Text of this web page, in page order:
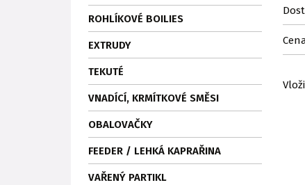
ROHLÍKOVÉ BOILIES
EXTRUDY
TEKUTÉ
VNADÍCÍ, KRMÍTKOVÉ SMĚSI
OBALOVAČKY
FEEDER / LEHKÁ KAPRAŘINA
VAŘENÝ PARTIKL